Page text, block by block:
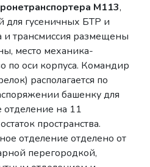
М113,
для гусеничных БТР и
и трансмиссия размещены
место механика-
по оси корпуса. Командир
располагается по
башенку для
на 11
пространства.
отделение отделено от
перегородкой,